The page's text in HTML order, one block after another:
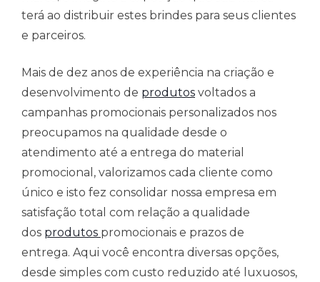
terá ao distribuir estes brindes para seus clientes
e parceiros.
Mais de dez anos de experiência na criação e
desenvolvimento de produtos voltados a
campanhas promocionais personalizados nos
preocupamos na qualidade desde o
atendimento até a entrega do material
promocional, valorizamos cada cliente como
único e isto fez consolidar nossa empresa em
satisfação total com relação a qualidade
dos produtos promocionais e prazos de
entrega. Aqui você encontra diversas opções,
desde simples com custo reduzido até luxuosos,